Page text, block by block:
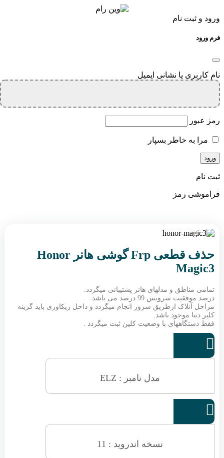
ورود و ثبت نام
فرم ورود
نام کاربری یا نشانی ایمیل
رمز عبور
مرا به خاطر بسپار
ثبت نام
فراموشی رمز
حذف قطعی Frp گوشی هانر Honor
Magic3
تمامی مناطق و مدلهای هانر پشتیبانی میگردد.
درصد موفقیت سرویس 99 درصد می باشد.
مراحل آنلاک ازطریق سرور انجام میگردد و داخل ریکاوری باید گزینه
کلیر دیتا موجود باشد.
فقط دستگاههای با وضعیت کلین ثبت میگردد .

مدل نامبر : ELZ

نسخه اندروید : 11